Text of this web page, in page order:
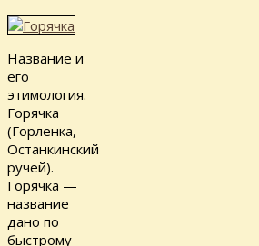
Название и
его
этимология.
Горячка
(Горленка,
Останкинский
ручей).
Горячка —
название
дано по
быстрому